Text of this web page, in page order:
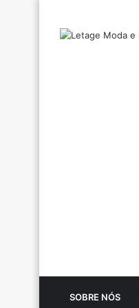
SOBRE NÓS